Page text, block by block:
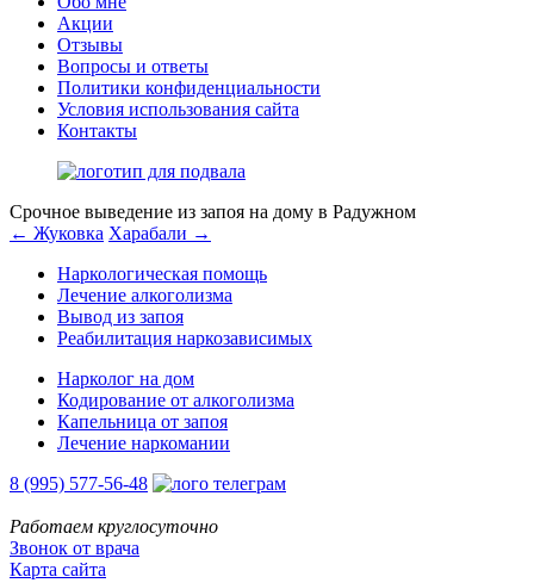
Акции
Отзывы
Вопросы и ответы
Политики конфиденциальности
Условия использования сайта
Контакты
Срочное выведение из запоя на дому в Радужном
← Жуковка Харабали →
Наркологическая помощь
Лечение алкоголизма
Вывод из запоя
Реабилитация наркозависимых
Нарколог на дом
Кодирование от алкоголизма
Капельница от запоя
Лечение наркомании
8 (995) 577-56-48
Работаем круглосуточно
Звонок от врача
Карта сайта